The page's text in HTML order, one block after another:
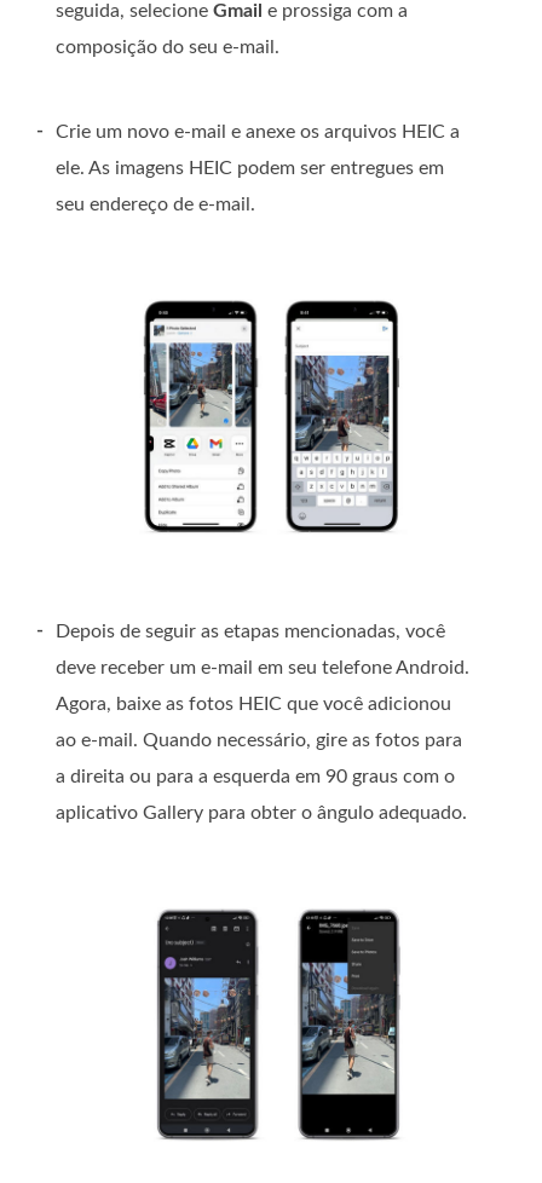
seguida, selecione Gmail e prossiga com a
composição do seu e-mail.
-
Crie um novo e-mail e anexe os arquivos HEIC a
ele. As imagens HEIC podem ser entregues em
seu endereço de e-mail.
-
Depois de seguir as etapas mencionadas, você
deve receber um e-mail em seu telefone Android.
Agora, baixe as fotos HEIC que você adicionou
ao e-mail. Quando necessário, gire as fotos para
a direita ou para a esquerda em 90 graus com o
aplicativo Gallery para obter o ângulo adequado.